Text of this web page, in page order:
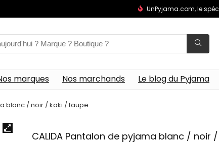
UnPyjama.com, le
marques Nos marchands Le blog du Pyjama
blanc / noir / kaki / taupe
CALIDA Pantalon de pyjama blanc / noir